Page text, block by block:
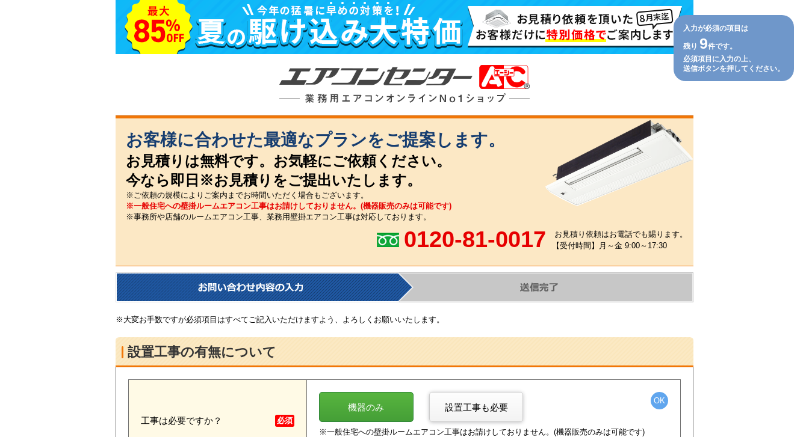
お客様に合わせた最適なプランをご提案します。
お見積りは無料です。お気軽にご依頼ください。
今なら即日※お見積りをご提出いたします。
※ご依頼の規模によりご案内までお時間いただく場合もございます。
※一般住宅への壁掛ルームエアコン工事はお請けしておりません。(機器販売のみは可能です)
※事務所や店舗のルームエアコン工事、業務用壁掛エアコン工事は対応しております。
0120-81-0017
お見積り依頼はお電話でも賜ります。
【受付時間】月～金 9:00～17:30
※大変お手数ですが必須項目はすべてご記入いただけますよう、よろしくお願いいたします。
設置工事の有無について
工事は必要ですか？ 必須
機器のみ 設置工事も必要
OK
※一般住宅への壁掛ルームエアコン工事はお請けしておりません。(機器販売のみは可能です)
入力が必須の項目は
残り 9件です。
必須項目に入力の上、
送信ボタンを押してください。